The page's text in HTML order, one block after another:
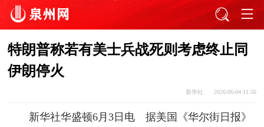
特朗普称若有美士兵战死则考虑终止同
伊朗停火
新华社 2026-06-04 11:56
新华社华盛顿6月3日电 据美国《华尔街日报》